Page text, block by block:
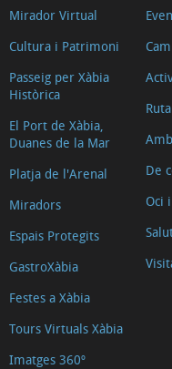
Mirador Virtual
Cultura i Patrimoni
Passeig per Xàbia
Històrica
El Port de Xàbia,
Duanes de la Mar
Platja de l'Arenal
Miradors
Espais Protegits
GastroXàbia
Festes a Xàbia
Tours Virtuals Xàbia
Imatges 360º
De
Oci